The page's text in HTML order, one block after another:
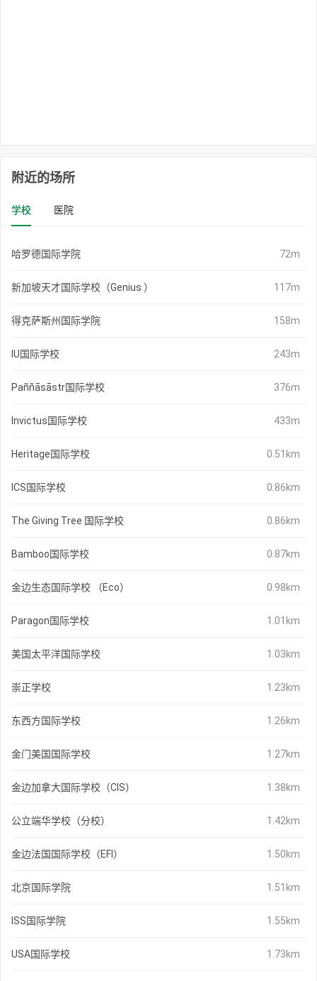
附近的场所
学校 医院
哈罗德国际学院 72m
新加坡天才国际学校（Genius ） 117m
得克萨斯州国际学院 158m
IU国际学校 243m
Paññāsāstr国际学校 376m
Invictus国际学校 433m
Heritage国际学校 0.51km
ICS国际学校 0.86km
The Giving Tree 国际学校 0.86km
Bamboo国际学校 0.87km
金边生态国际学校 （Eco） 0.98km
Paragon国际学校 1.01km
美国太平洋国际学校 1.03km
崇正学校 1.23km
东西方国际学校 1.26km
金门美国国际学校 1.27km
金边加拿大国际学校（CIS） 1.38km
公立端华学校（分校） 1.42km
金边法国国际学校（EFI） 1.50km
北京国际学院 1.51km
ISS国际学院 1.55km
USA国际学校 1.73km